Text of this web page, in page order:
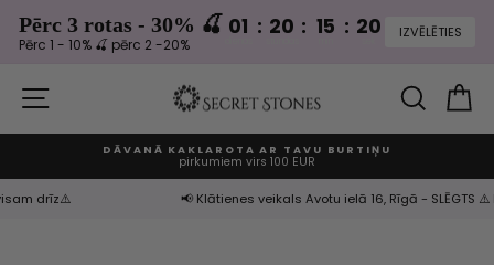
Pērc 3 rotas - 30% 🍒
Pērc 1 - 10% 🍒 pērc 2 -20%
01 : 20 : 15 : 19
turpināt
VIETNES NAVIGĀCIJA
Apturēt
DĀVANĀ KAKLAROTA AR TAVU BURTIŅU
pirkumiem virs 100 EUR
📢 Klātienes veikals Avotu ielā 16, Rīgā - SLĒGTS ⚠️